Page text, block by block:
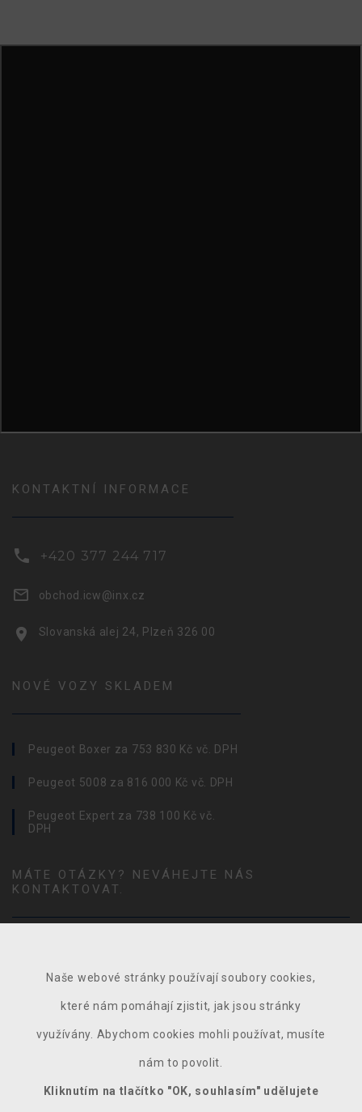
KONTAKTNÍ INFORMACE
+420 377 244 717
obchod.icw@inx.cz
Slovanská alej 24, Plzeň 326 00
NOVÉ VOZY SKLADEM
Peugeot Boxer za 753 830 Kč vč. DPH
Peugeot 5008 za 816 000 Kč vč. DPH
Peugeot Expert za 738 100 Kč vč.
DPH
MÁTE OTÁZKY? NEVÁHEJTE NÁS
KONTAKTOVAT.
Naše webové stránky používají soubory cookies,
které nám pomáhají zjistit, jak jsou stránky
využívány. Abychom cookies mohli používat, musíte
nám to povolit.
Kliknutím na tlačítko "OK, souhlasím" udělujete